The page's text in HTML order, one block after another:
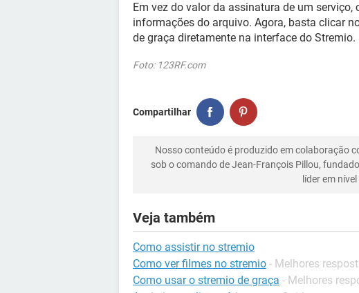
Em vez do valor da assinatura de um
informações do arquivo. Agora, basta clicar
de graça diretamente na interface do Stremio.
Foto: 123RF.com
Compartilhar
Nosso conteúdo é produzido em colaboração
sob o comando de Jean-François Pillou,
líder em
Veja também
Como assistir no stremio
Como ver filmes no stremio - Melhores
Como usar o stremio de graça - Melhores